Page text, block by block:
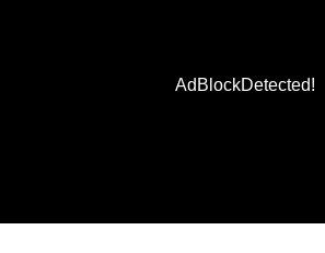
AdBlockDetected!